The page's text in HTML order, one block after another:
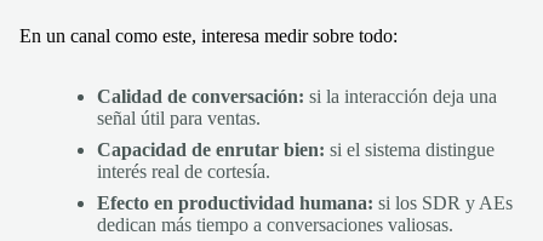
En un canal como este, interesa medir sobre todo:
Calidad de conversación: si la interacción deja una
señal útil para ventas.
Capacidad de enrutar bien: si el sistema distingue
interés real de cortesía.
Efecto en productividad humana: si los SDR y AEs
dedican más tiempo a conversaciones valiosas.